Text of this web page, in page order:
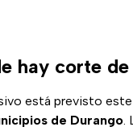
hay corte
está previsto
de Durango.